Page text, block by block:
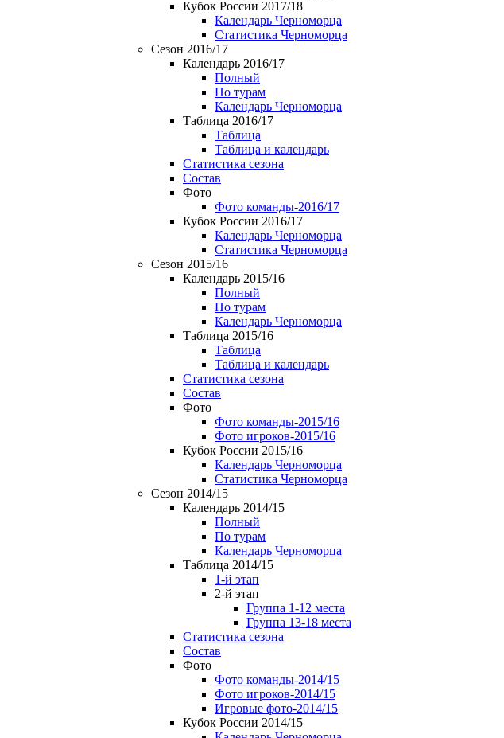
Кубок России 2017/18
Календарь Черноморца
Статистика Черноморца
Сезон 2016/17
Календарь 2016/17
Полный
По турам
Календарь Черноморца
Таблица 2016/17
Таблица
Таблица и календарь
Статистика сезона
Состав
Фото
Фото команды-2016/17
Кубок России 2016/17
Календарь Черноморца
Статистика Черноморца
Сезон 2015/16
Календарь 2015/16
Полный
По турам
Календарь Черноморца
Таблица 2015/16
Таблица
Таблица и календарь
Статистика сезона
Состав
Фото
Фото команды-2015/16
Фото игроков-2015/16
Кубок России 2015/16
Календарь Черноморца
Статистика Черноморца
Сезон 2014/15
Календарь 2014/15
Полный
По турам
Календарь Черноморца
Таблица 2014/15
1-й этап
2-й этап
Группа 1-12 места
Группа 13-18 места
Статистика сезона
Состав
Фото
Фото команды-2014/15
Фото игроков-2014/15
Игровые фото-2014/15
Кубок России 2014/15